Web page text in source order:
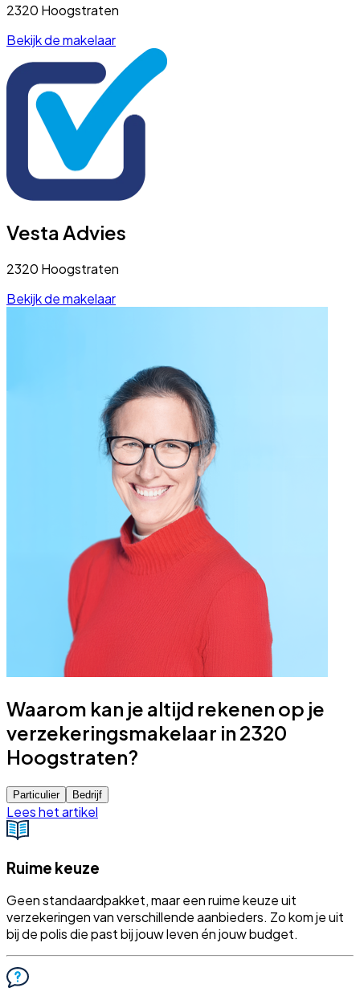
2320 Hoogstraten
Bekijk de makelaar
Vesta Advies
2320 Hoogstraten
Bekijk de makelaar
Waarom kan je altijd rekenen op je
verzekeringsmakelaar in 2320
Hoogstraten?
Particulier Bedrijf
Lees het artikel
Ruime keuze
Geen standaardpakket, maar een ruime keuze uit
verzekeringen van verschillende aanbieders. Zo kom je uit
bij de polis die past bij jouw leven én jouw budget.